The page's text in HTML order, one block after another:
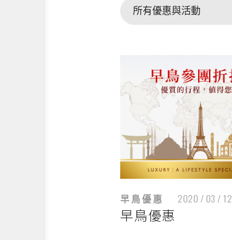
早鳥優惠 2020 / 03 / 12
早鳥優惠